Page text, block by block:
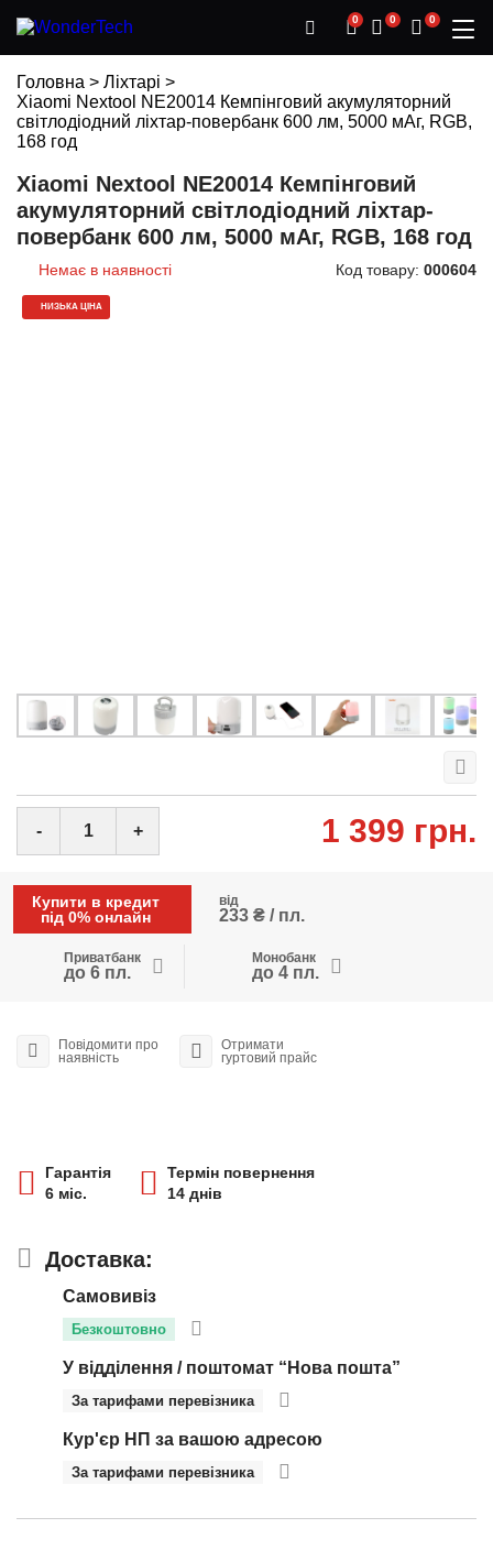
0 0 0
Головна > Ліхтарі >
Xiaomi Nextool NE20014 Кемпінговий акумуляторний
світлодіодний ліхтар-повербанк 600 лм, 5000 мАг, RGB,
168 год
Xiaomi Nextool NE20014 Кемпінговий
акумуляторний світлодіодний ліхтар-
повербанк 600 лм, 5000 мАг, RGB, 168 год
Немає в наявності Код товару: 000604
НИЗЬКА ЦІНА
1 399 грн.
- +
Купити в кредит
під 0% онлайн
від
233 ₴ / пл.
Приватбанк
до 6 пл.
Монобанк
до 4 пл.
Повідомити про
наявність
Отримати
гуртовий прайс
Гарантія
6 міс.
Термін повернення
14 днів
Доставка:
Самовивіз
Безкоштовно
У відділення / поштомат “Нова пошта”
За тарифами перевізника
Кур'єр НП за вашою адресою
За тарифами перевізника